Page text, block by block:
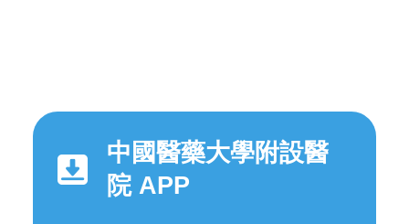
中國醫藥大學附設醫
院 APP